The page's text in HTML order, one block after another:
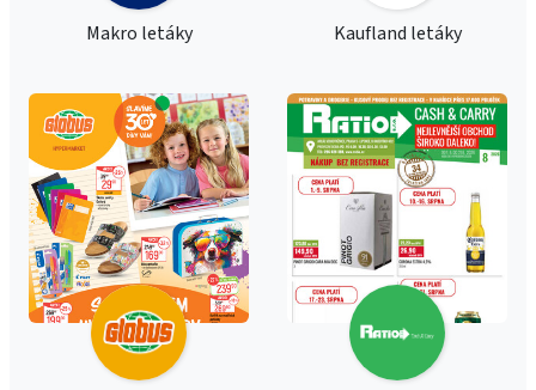
Makro letáky Kaufland letáky